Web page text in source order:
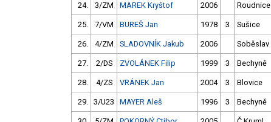
24. 3/ZM MAREK Kryštof 2006 Roudnice
25. 7/VM BUREŠ Jan 1978 3 Sušice
26. 4/ZM SLADOVNÍK Jakub 2006 Soběslav
27. 2/DS ZVOLÁNEK Filip 1999 3 Bechyně
28. 4/ZS VRÁNEK Jan 2004 3 Blovice
29. 3/U23 MAYER Aleš 1996 3 Bechyně